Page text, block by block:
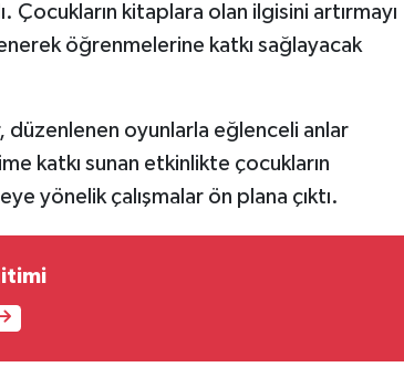
kitaplara olan ilgisini artırmayı
öğrenmelerine katkı sağlayacak
oyunlarla eğlenceli anlar
katkı sunan etkinlikte çocukların
yönelik çalışmalar ön plana çıktı.